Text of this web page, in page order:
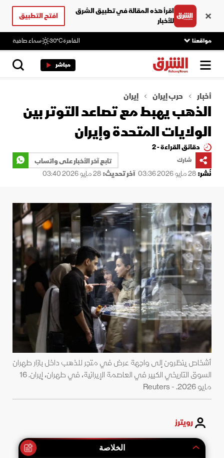
اقرأ هذه المقالة في تطبيق الشرق
للأخبار
افتح التطبيق
مواقعنا القاهرة30°C سماء صافية
مباشر
أخبار حرب إيران إيران
الذهب يهبط مع تصاعد التوتر بين
الولايات المتحدة وإيران
دقائق القراءة - 2
شارك
تابع آخر الأخبار على واتساب
نُشر:28 مايو 2026 03:36 آخر تحديث:28 مايو 2026 03:40
أشخاص ينظرون إلى واجهة عرض في متجر للذهب داخل بازار طهران
السوق التاريخي الكبير في العاصمة الإيرانية، في طهران، إيران. 16
مايو 2026. - Reuters
رويترز
الخلاصة